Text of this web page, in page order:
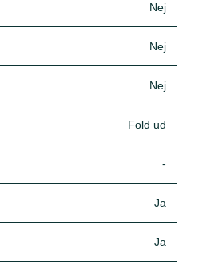
Nej
Nej
Nej
Fold ud
-
Ja
Ja